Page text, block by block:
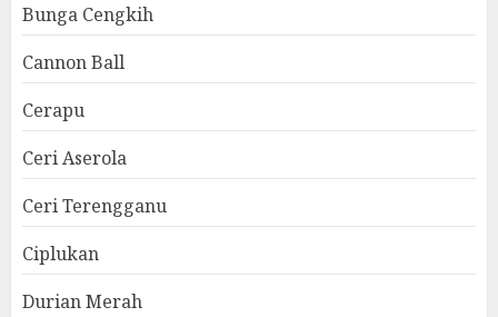
Bunga Cengkih
Cannon Ball
Cerapu
Ceri Aserola
Ceri Terengganu
Ciplukan
Durian Merah